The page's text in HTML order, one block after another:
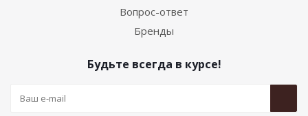
Вопрос-ответ
Бренды
Будьте всегда в курсе!